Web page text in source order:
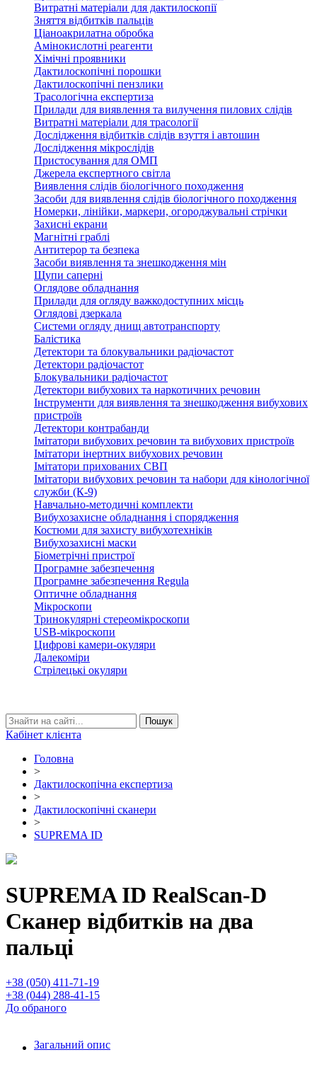
Витратні матеріали для дактилоскопії
Зняття відбитків пальців
Ціаноакрилатна обробка
Амінокислотні реагенти
Хімічні проявники
Дактилоскопічні порошки
Дактилоскопічні пензлики
Трасологічна експертиза
Прилади для виявлення та вилучення пилових слідів
Витратні матеріали для трасології
Дослідження відбитків слідів взуття і автошин
Дослідження мікрослідів
Пристосування для ОМП
Джерела експертного світла
Виявлення слідів біологічного походження
Засоби для виявлення слідів біологічного походження
Номерки, лінійки, маркери, огороджувальні стрічки
Захисні екрани
Магнітні граблі
Антитерор та безпека
Засоби виявлення та знешкодження мін
Щупи саперні
Оглядове обладнання
Прилади для огляду важкодоступних місць
Оглядові дзеркала
Системи огляду днищ автотранспорту
Балістика
Детектори та блокувальники радіочастот
Детектори радіочастот
Блокувальники радіочастот
Детектори вибухових та наркотичних речовин
Інструменти для виявлення та знешкодження вибухових
пристроїв
Детектори контрабанди
Імітатори вибухових речовин та вибухових пристроїв
Імітатори інертних вибухових речовин
Імітатори прихованих СВП
Імітатори вибухових речовин та набори для кінологічної
служби (К-9)
Навчально-методичні комплекти
Вибухозахисне обладнання і спорядження
Костюми для захисту вибухотехніків
Вибухозахисні маски
Біометрічні пристрої
Програмне забезпечення
Програмне забезпечення Regula
Оптичне обладнання
Мікроскопи
Тринокулярні стереомікроскопи
USB-мікроскопи
Цифрові камери-окуляри
Далекоміри
Стрілецькі окуляри
Кабінет клієнта
Головна
>
Дактилоскопічна експертиза
>
Дактилоскопічні сканери
>
SUPREMA ID
SUPREMA ID RealScan-D
Сканер відбитків на два
пальці
+38 (050) 411-71-19
+38 (044) 288-41-15
До обраного
Загальний опис